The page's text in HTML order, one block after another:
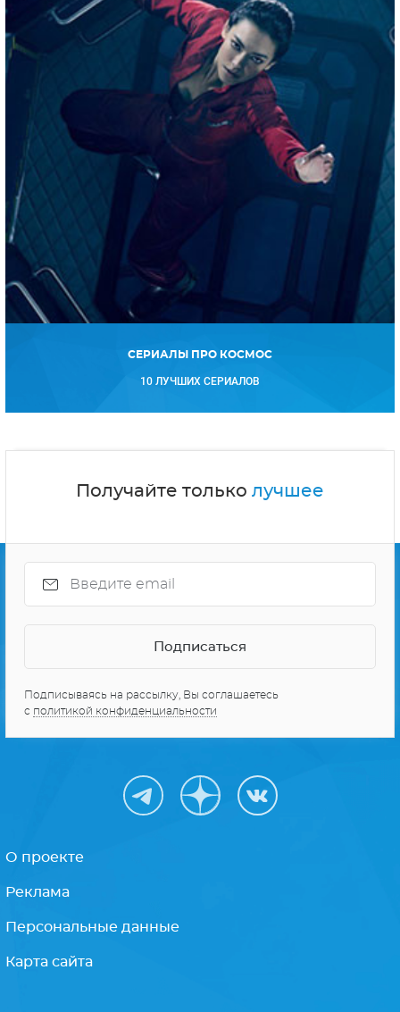
СЕРИАЛЫ ПРО КОСМОС
10 ЛУЧШИХ СЕРИАЛОВ
Получайте только лучшее
Подписываясь на рассылку, Вы соглашаетесь
с политикой конфиденциальности
О проекте
Реклама
Персональные данные
Карта сайта